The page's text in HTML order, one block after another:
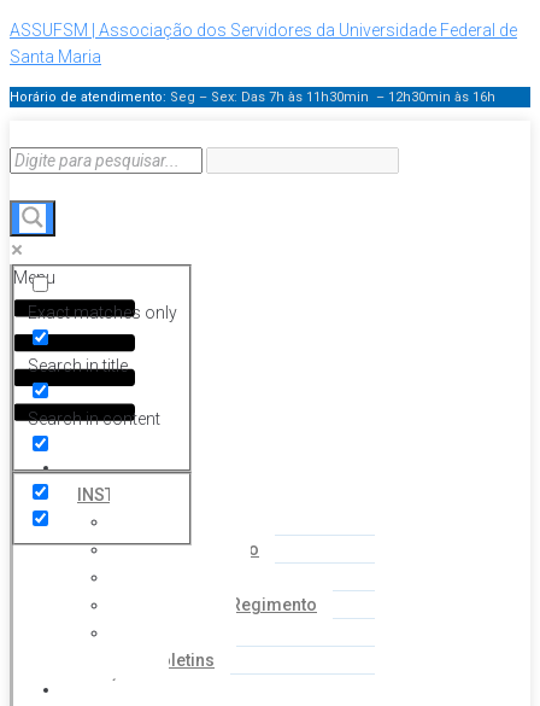
ASSUFSM | Associação dos Servidores da Universidade Federal de
Santa Maria
Horário de atendimento: Seg – Sex: Das 7h às 11h30min – 12h30min às 16h
Exact matches only
Search in title
Search in content
Menu
HOME
INSTITUCIONAL
Coordenação
Estatuto e Regimento
Boletins